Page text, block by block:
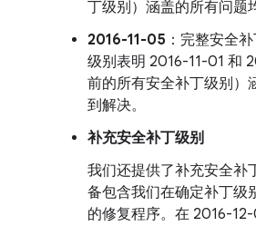
丁级别）涵盖的所有问题
2016-11-05 ：完整安全
级别表明 2016-11-01 和
前的所有安全补丁级别）
到解决。
补充安全补丁级别
我们还提供了补充安全补
备包含我们在确定补丁级
的修复程序。在 2016-